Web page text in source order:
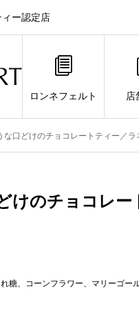
ー認定店
ロンネフェルト 店
な口どけのチョコレートティー／ラ
けのチョコレー
糖、コーンフラワー、マリーゴー